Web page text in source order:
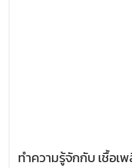
ทำความรู้จักกับ เชื้อเ